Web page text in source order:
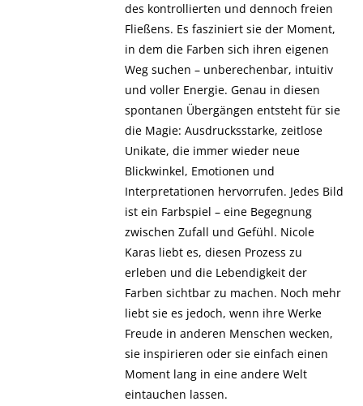
des kontrollierten und dennoch freien
Fließens. Es fasziniert sie der Moment,
in dem die Farben sich ihren eigenen
Weg suchen – unberechenbar, intuitiv
und voller Energie. Genau in diesen
spontanen Übergängen entsteht für sie
die Magie: Ausdrucksstarke, zeitlose
Unikate, die immer wieder neue
Blickwinkel, Emotionen und
Interpretationen hervorrufen. Jedes Bild
ist ein Farbspiel – eine Begegnung
zwischen Zufall und Gefühl. Nicole
Karas liebt es, diesen Prozess zu
erleben und die Lebendigkeit der
Farben sichtbar zu machen. Noch mehr
liebt sie es jedoch, wenn ihre Werke
Freude in anderen Menschen wecken,
sie inspirieren oder sie einfach einen
Moment lang in eine andere Welt
eintauchen lassen.